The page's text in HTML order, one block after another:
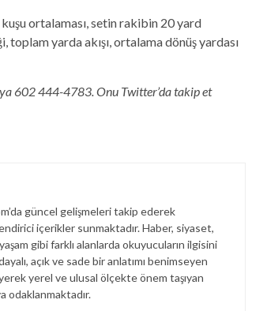
ortalaması, setin rakibin 20 yard
toplam yarda akışı, ortalama dönüş yardası
602 444-4783. Onu Twitter’da takip et
güncel gelişmeleri takip ederek
içerikler sunmaktadır. Haber, siyaset,
gibi farklı alanlarda okuyucuların ilgisini
açık ve sade bir anlatımı benimseyen
yerel ve ulusal ölçekte önem taşıyan
odaklanmaktadır.